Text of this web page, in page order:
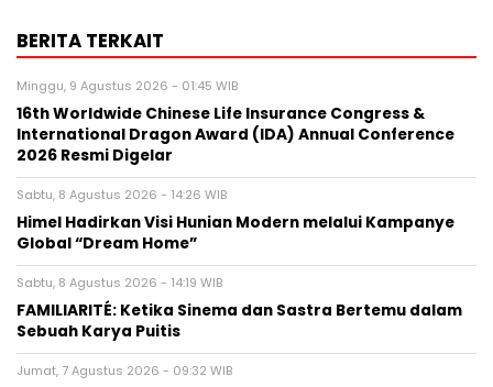
BERITA TERKAIT
Minggu, 9 Agustus 2026 - 01:45 WIB
16th Worldwide Chinese Life Insurance Congress &
International Dragon Award (IDA) Annual Conference
2026 Resmi Digelar
Sabtu, 8 Agustus 2026 - 14:26 WIB
Himel Hadirkan Visi Hunian Modern melalui Kampanye
Global “Dream Home”
Sabtu, 8 Agustus 2026 - 14:19 WIB
FAMILIARITÉ: Ketika Sinema dan Sastra Bertemu dalam
Sebuah Karya Puitis
Jumat, 7 Agustus 2026 - 09:32 WIB